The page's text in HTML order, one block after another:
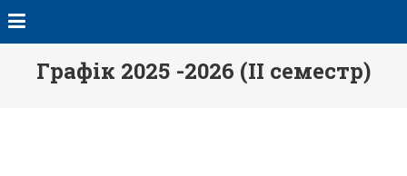
Графік 2025 -2026 (ІІ семестр)